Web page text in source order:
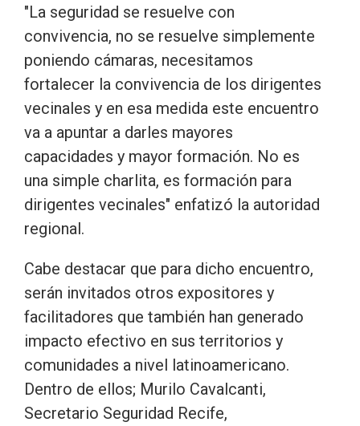
"La seguridad se resuelve con
convivencia, no se resuelve simplemente
poniendo cámaras, necesitamos
fortalecer la convivencia de los dirigentes
vecinales y en esa medida este encuentro
va a apuntar a darles mayores
capacidades y mayor formación. No es
una simple charlita, es formación para
dirigentes vecinales" enfatizó la autoridad
regional.
Cabe destacar que para dicho encuentro,
serán invitados otros expositores y
facilitadores que también han generado
impacto efectivo en sus territorios y
comunidades a nivel latinoamericano.
Dentro de ellos; Murilo Cavalcanti,
Secretario Seguridad Recife,